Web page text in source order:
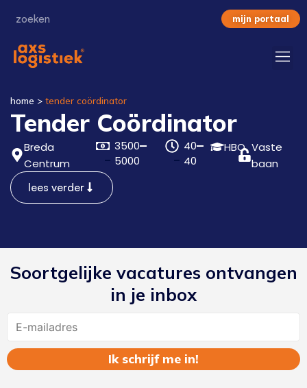
mijn portaal
home > tender coördinator
Tender Coördinator
Breda
Centrum
3500
5000
40
40
HBO Vaste
baan
lees verder
Soortgelijke vacatures ontvangen
in je inbox